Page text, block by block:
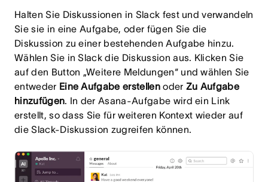
Halten Sie Diskussionen in Slack fest und verwandeln
Sie sie in eine Aufgabe, oder fügen Sie die
Diskussion zu einer bestehenden Aufgabe hinzu.
Wählen Sie in Slack die Diskussion aus. Klicken Sie
auf den Button „Weitere Meldungen“ und wählen Sie
entweder Eine Aufgabe erstellenoder Zu Aufgabe
hinzufügen . In der Asana-Aufgabe wird ein Link
erstellt, so dass Sie für weiteren Kontext wieder auf
die Slack-Diskussion zugreifen können.